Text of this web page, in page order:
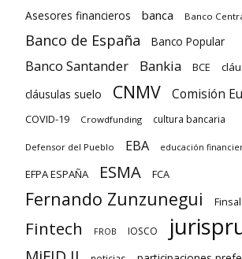
Asesores financieros banca Banco
Banco de España Banco Popular
Banco Santander Bankia BCE
cláusulas suelo CNMV Comisión
COVID-19 Crowdfunding cultura bancaria
Defensor del Pueblo EBA educación
EFPA ESPAÑA ESMA FCA
Fernando Zunzunegui
Fintech FROB IOSCO